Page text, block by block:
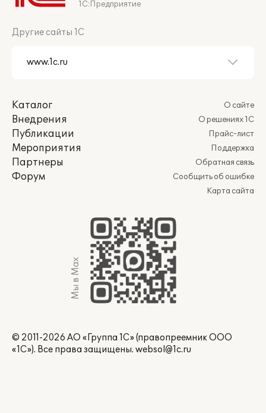
1С:Предприятие
Другие сайты 1С
Каталог
Внедрения
Публикации
Мероприятия
Партнеры
Форум
О сайте
О решениях 1С
Прайс-лист
Поддержка
Обратная связь
Сообщить об ошибке
Карта сайта
Мы в Max
© 2011-2026 АО «Группа 1С» (правопреемник ООО
«1С»). Все права защищены. websol@1c.ru